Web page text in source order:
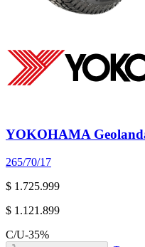
YOKOHAMA
265/70/17
$ 1.725.999
$ 1.121.899
C/U-35%